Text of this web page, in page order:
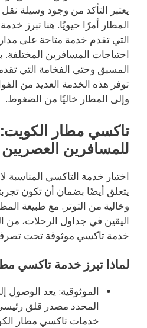
يعتبر التأكد من وجود وسيلة
المطار أمرًا حيويًا. هنا تبرز
احتياجات المسافرين المختلفة.
المسبق وحتى الفخامة التي
توفر هذه الخدمة العديد من
وإلى المطار خاليًا من الضغوط.
تاكسي مطار
للمسافرين العصريين
اختيار خدمة التاكسي المناسبة
يتعلق أيضًا بضمان أن تكون
وخالية من التوتر. مع طبيعة
اليقين في جداول الرحلات، من
خدمة تاكسي موثوقة تحت
لماذا تبرز خدمة تاكسي
الموثوقية: يعد الوصول
المحدد مصدر قلق
خدمات تاكسي مطار